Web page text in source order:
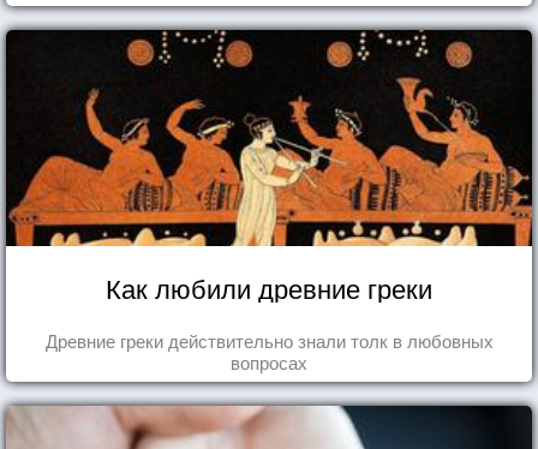
Как любили древние греки
Древние греки действительно знали толк в любовных
вопросах